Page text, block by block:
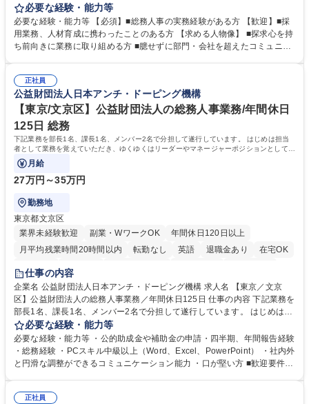
定、さらに社内の重要会議の運営等、経営の根幹となる幅広い総務人事業
務全般を担当していただきます。 【主な業務内容】 ■採用関係業務および
人材育成(社員研修)業務の推進 ■中期経営計画および予算等の管理 ■設備
投資計画等の策定 ■社内の重要会議の運営 ■その他総務人事業務全般 【入
務人事】経験者歓迎！/阪急阪神HDグループ/年休124日
必要な経験・能力等
必要な経験・能力等 【必須】■総務人事の実務経験がある方 【歓迎】■採
用業務、人材育成に携わったことのある方 【求める人物像】 ■探求心を持
ち前向きに業務に取り組める方 ■臆せずに部門・会社を超えたコミュニケ
囲のメンバーと協調しつつ主体性を持って能動的に業務を推進できる方 学
歴・資格 学歴：大学院 大学 高専 短大 専修学校 高校 語学力： 資格：
正社員
公益財団法人日本アンチ・ドーピング機構
【東京/文京区】公益財団法人の総務人事業務/年間休日
125日 総務
下記業務を部長1名、課長1名、メンバー2名で分担して遂行しています。 はじめは担当
者として業務を覚えていただき、ゆくゆくはリーダーやマネージャーポジションとして活
躍いただくことを期待しています。
月給
27万円～35万円
勤務地
東京都文京区
業界未経験歓迎
副業・WワークOK
年間休日120日以上
月平均残業時間20時間以内
転勤なし 英語 退職金あり
在宅OK
賞与あり
育休あり
食事補助あり
仕事の内容
企業名 公益財団法人日本アンチ・ドーピング機構 求人名 【東京／文京
区】公益財団法人の総務人事業務／年間休日125日 仕事の内容 下記業務を
部長1名、課長1名、メンバー2名で分担して遂行しています。 はじめは担
当者として業務を覚えていただき、ゆくゆくはリーダーやマネージャーポ
ジションとして活躍いただくことを期待しています。 【総務・人事グルー
プの業務内容】 ・人事制度関連 ・採用活動 ・教育研修の企画、実行 ・勤
怠管理 ・官公庁への各種提出 ・法定の会議運営（評議員会、理事会） ・
管理 ・福利厚生関連 ・職員からの問合せ、相談対応 ・その他日常の総務
必要な経験・能力等
必要な経験・能力等 ・公的助成金や補助金の申請・四半期、年間報告経験
・総務経験 ・PCスキル中級以上（Word、Excel、PowerPoint） ・社内外
と円滑な調整ができるコミュニケーション能力 ・口が堅い方 ■歓迎要件
正社員